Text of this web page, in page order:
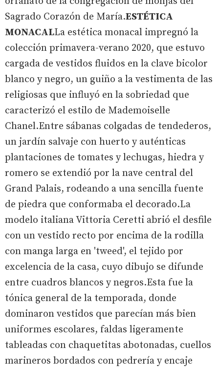
Sagrado Corazón de María.ESTÉTICA
MONACALLa estética monacal impregnó la
colección primavera-verano 2020, que estuvo
cargada de vestidos fluidos en la clave bicolor
blanco y negro, un guiño a la vestimenta de las
religiosas que influyó en la sobriedad que
caracterizó el estilo de Mademoiselle
Chanel.Entre sábanas colgadas de tendederos,
un jardín salvaje con huerto y auténticas
plantaciones de tomates y lechugas, hiedra y
romero se extendió por la nave central del
Grand Palais, rodeando a una sencilla fuente
de piedra que conformaba el decorado.La
modelo italiana Vittoria Ceretti abrió el desfile
con un vestido recto por encima de la rodilla
con manga larga en 'tweed', el tejido por
excelencia de la casa, cuyo dibujo se difunde
entre cuadros blancos y negros.Esta fue la
tónica general de la temporada, donde
dominaron vestidos que parecían más bien
uniformes escolares, faldas ligeramente
tableadas con chaquetitas abotonadas, cuellos
marineros bordados con pedrería y encaje